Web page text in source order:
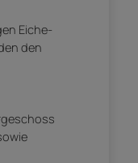
Eiche-
den